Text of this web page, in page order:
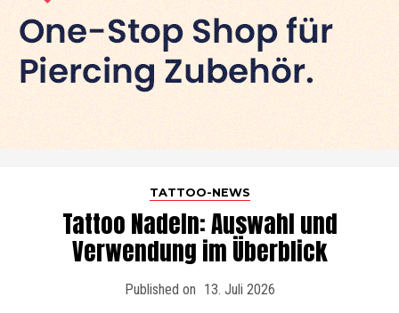
TATTOO-NEWS
Tattoo Nadeln: Auswahl und
Verwendung im Überblick
Published on 13. Juli 2026